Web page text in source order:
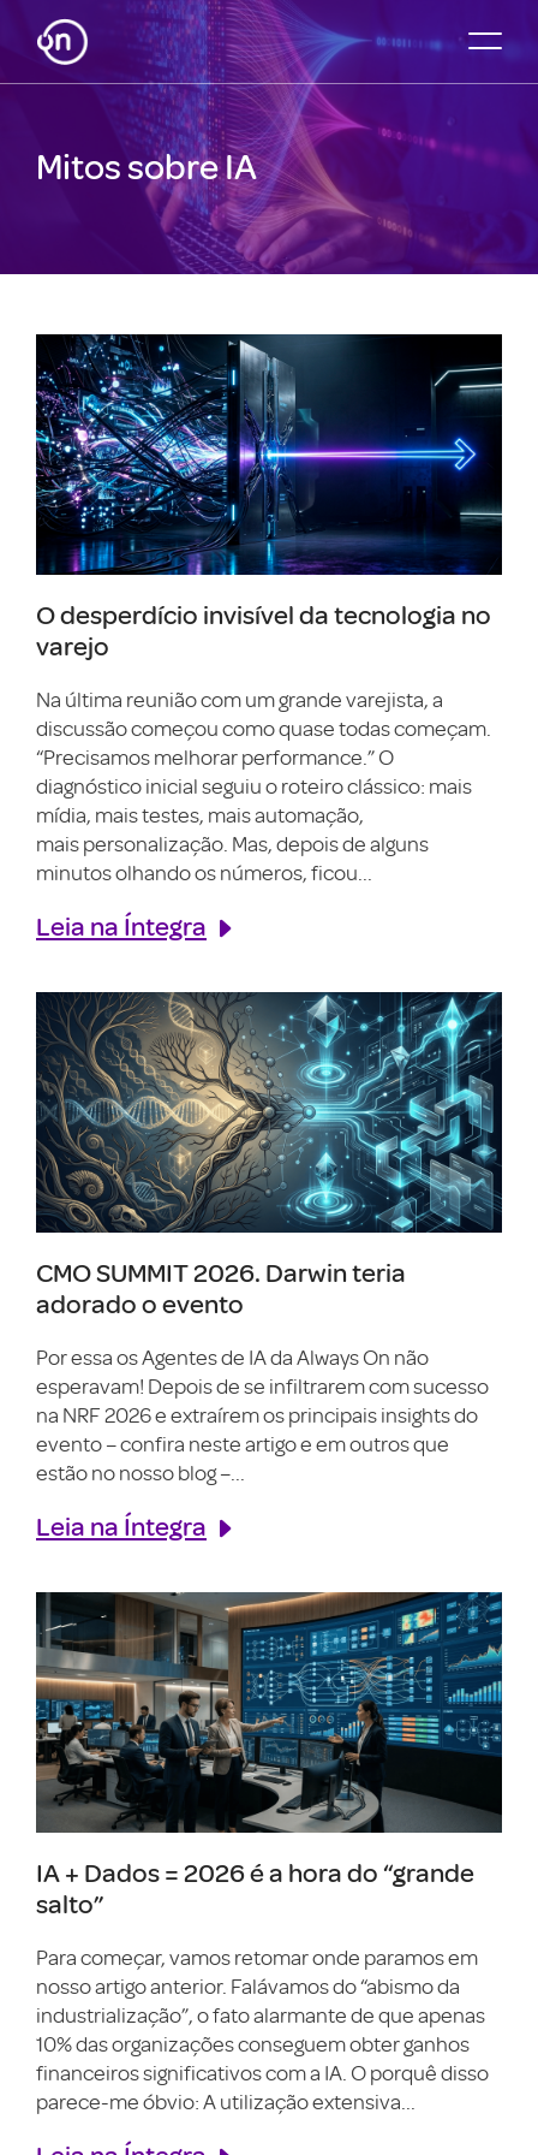
Mitos sobre IA
O desperdício invisível da tecnologia no
varejo
Na última reunião com um grande varejista, a
discussão começou como quase todas começam.
“Precisamos melhorar performance.” O
diagnóstico inicial seguiu o roteiro clássico: mais
mídia, mais testes, mais automação,
mais personalização. Mas, depois de alguns
minutos olhando os números, ficou...
Leia na Íntegra
CMO SUMMIT 2026. Darwin teria
adorado o evento
Por essa os Agentes de IA da Always On não
esperavam! Depois de se infiltrarem com sucesso
na NRF 2026 e extraírem os principais insights do
evento – confira neste artigo e em outros que
estão no nosso blog –...
Leia na Íntegra
IA + Dados = 2026 é a hora do “grande
salto”
Para começar, vamos retomar onde paramos em
nosso artigo anterior. Falávamos do “abismo da
industrialização”, o fato alarmante de que apenas
10% das organizações conseguem obter ganhos
financeiros significativos com a IA. O porquê disso
parece-me óbvio: A utilização extensiva...